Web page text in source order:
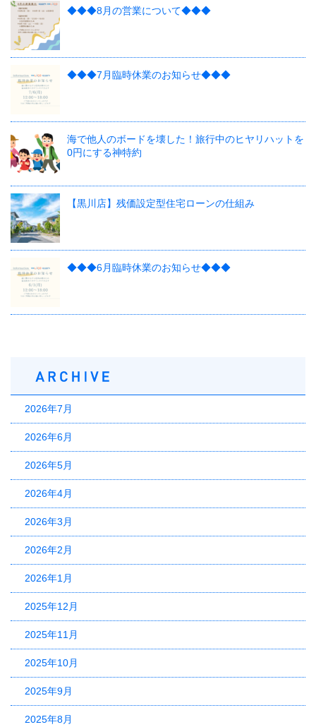
◆◆◆8月の営業について◆◆◆
◆◆◆7月臨時休業のお知らせ◆◆◆
海で他人のボードを壊した！旅行中のヒヤリハットを
0円にする神特約
【黒川店】残価設定型住宅ローンの仕組み
◆◆◆6月臨時休業のお知らせ◆◆◆
2026年7月
2026年6月
2026年5月
2026年4月
2026年3月
2026年2月
2026年1月
2025年12月
2025年11月
2025年10月
2025年9月
2025年8月